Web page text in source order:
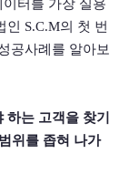
터를 가장 실용
S.C.M의 첫 번
공사례를 알아보
하는 고객을 찾기
위를 좁혀 나가